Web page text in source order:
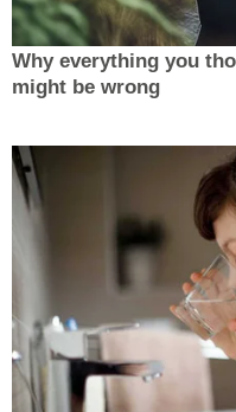
Why everything you
might be wrong